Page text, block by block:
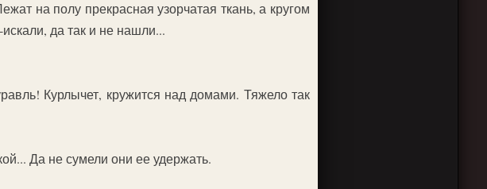
на полу прекрасная узорчатая ткань, а кругом
да так и не нашли...
Курлычет, кружится над домами. Тяжело так
Да не сумели они ее удержать.